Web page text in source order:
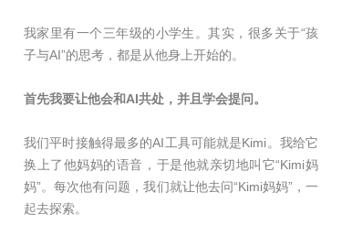
我家里有一个三年级的小学生。其实，很多关于“孩
子与AI”的思考，都是从他身上开始的。
首先我要让他会和AI共处，并且学会提问。
我们平时接触得最多的AI工具可能就是Kimi。我给它
换上了他妈妈的语音，于是他就亲切地叫它“Kimi妈
妈”。每次他有问题，我们就让他去问“Kimi妈妈”，一
起去探索。